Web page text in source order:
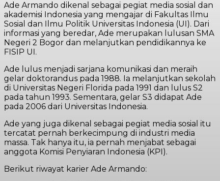
Ade Armando dikenal sebagai pegiat media sosial dan
akademisi Indonesia yang mengajar di Fakultas Ilmu
Sosial dan Ilmu Politik Universitas Indonesia (UI). Dari
informasi yang beredar, Ade merupakan lulusan SMA
Negeri 2 Bogor dan melanjutkan pendidikannya ke
FISIP UI.
Ade lulus menjadi sarjana komunikasi dan meraih
gelar doktorandus pada 1988. Ia melanjutkan sekolah
di Universitas Negeri Florida pada 1991 dan lulus S2
pada tahun 1993. Sementara, gelar S3 didapat Ade
pada 2006 dari Universitas Indonesia.
Ade yang juga dikenal sebagai pegiat media sosial itu
tercatat pernah berkecimpung di industri media
massa. Tak hanya itu, ia pernah menjabat sebagai
anggota Komisi Penyiaran Indonesia (KPI).
Berikut riwayat karier Ade Armando: